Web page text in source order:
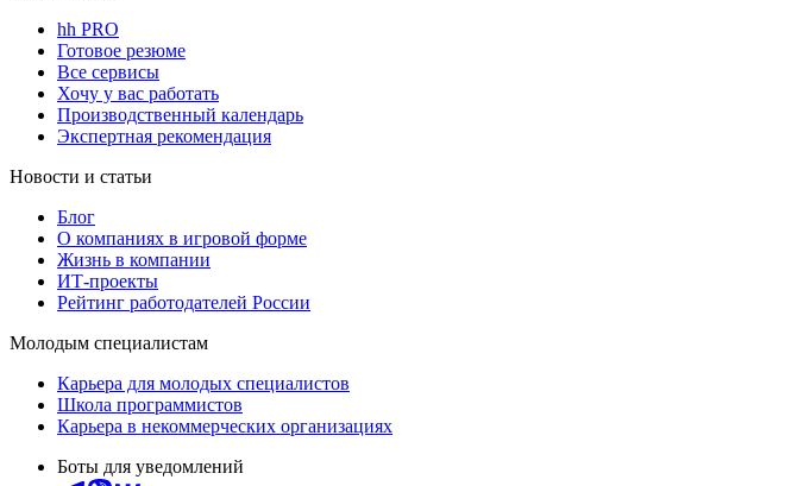
hh PRO
Готовое резюме
Все сервисы
Хочу у вас работать
Производственный календарь
Экспертная рекомендация
Новости и статьи
Блог
О компаниях в игровой форме
Жизнь в компании
ИТ-проекты
Рейтинг работодателей России
Молодым специалистам
Карьера для молодых специалистов
Школа программистов
Карьера в некоммерческих организациях
Боты для уведомлений